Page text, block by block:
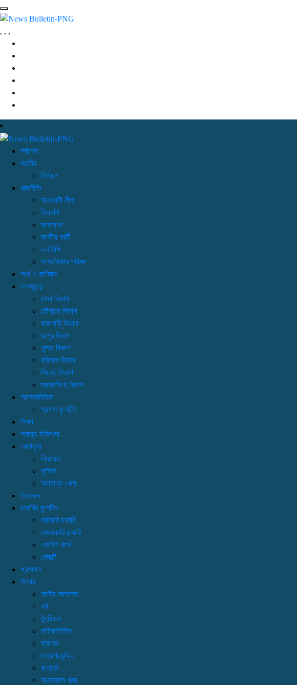
, , ,
সর্বশেষ
জাতীয়
নির্বাচন
রাজনীতি
আওয়ামী লীগ
বিএনপি
জামায়াত
জাতীয় পার্টি
এনসিপি
গণঅধিকার পরিষদ
অর্থ ও বাণিজ্য
দেশজুড়ে
ঢাকা বিভাগ
চট্টগ্রাম বিভাগ
রাজশাহী বিভাগ
রংপুর বিভাগ
খুলনা বিভাগ
বরিশাল বিভাগ
সিলেট বিভাগ
ময়মনসিংহ বিভাগ
আন্তর্জাতিক
প্রবাস বুলেটিন
শিক্ষা
স্বাস্থ্য-চিকিৎসা
খেলাধুলা
ক্রিকেট
ফুটবল
অন্যান্য খেলা
বিনোদন
চাকরির বুলেটিন
সরকারি চাকরি
বেসরকারি চাকরি
এডমিট কার্ড
রেজাল্ট
প্রশাসন
ফিচার
আইন-আদালত
ধর্ম
ট্যুরিজম
লাইফস্টাইল
ফ্যাশন
তথ্যপ্রযুক্তি
রূপচর্চা
অন্যরকম খবর